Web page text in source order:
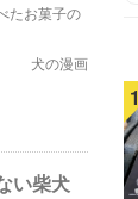
たお菓子の
犬の漫画
い柴犬
1